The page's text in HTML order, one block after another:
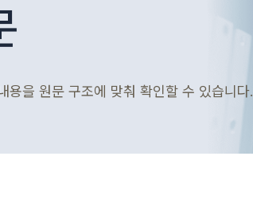
용을 원문 구조에 맞춰 확인할 수 있습니다.